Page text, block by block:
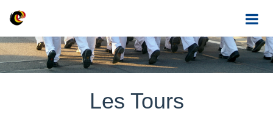
Les Tours